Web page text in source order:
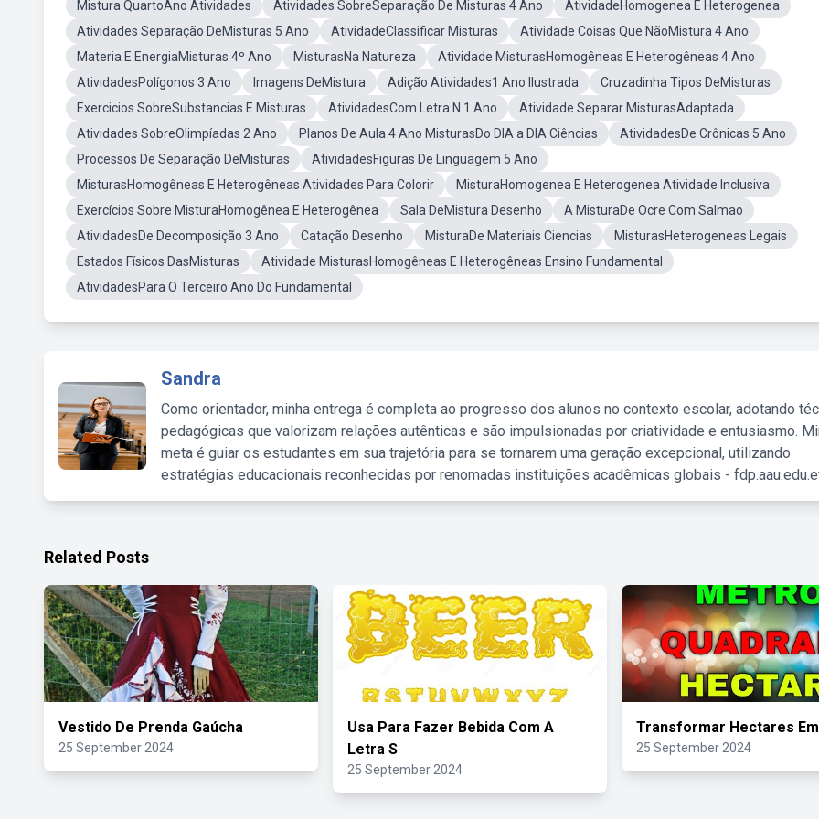
Mistura QuartoAno Atividades
Atividades SobreSeparação De Misturas 4 Ano
AtividadeHomogenea E Heterogenea
Atividades Separação DeMisturas 5 Ano
AtividadeClassificar Misturas
Atividade Coisas Que NãoMistura 4 Ano
Materia E EnergiaMisturas 4º Ano
MisturasNa Natureza
Atividade MisturasHomogêneas E Heterogêneas 4 Ano
AtividadesPolígonos 3 Ano
Imagens DeMistura Adição Atividades1 Ano Ilustrada
Cruzadinha Tipos DeMisturas
Exercicios SobreSubstancias E Misturas
AtividadesCom Letra N 1 Ano
Atividade Separar MisturasAdaptada
Atividades SobreOlimpíadas 2 Ano
Planos De Aula 4 Ano MisturasDo DIA a DIA Ciências
AtividadesDe Crônicas 5 Ano
Processos De Separação DeMisturas
AtividadesFiguras De Linguagem 5 Ano
MisturasHomogêneas E Heterogêneas Atividades Para Colorir
MisturaHomogenea E Heterogenea Atividade Inclusiva
Exercícios Sobre MisturaHomogênea E Heterogênea
Sala DeMistura Desenho
A MisturaDe Ocre Com Salmao
AtividadesDe Decomposição 3 Ano
Catação Desenho MisturaDe Materiais Ciencias
MisturasHeterogeneas Legais
Estados Físicos DasMisturas
Atividade MisturasHomogêneas E Heterogêneas Ensino Fundamental
AtividadesPara O Terceiro Ano Do Fundamental
Sandra
Como orientador, minha entrega é completa ao progresso dos alunos no contexto escolar, adotando
pedagógicas que valorizam relações autênticas e são impulsionadas por criatividade e entusiasmo.
meta é guiar os estudantes em sua trajetória para se tornarem uma geração excepcional, utilizando
estratégias educacionais reconhecidas por renomadas instituições acadêmicas globais -
Related Posts
Vestido De Prenda Gaúcha
25 September 2024
Usa Para Fazer Bebida Com A
Letra S
25 September 2024
Transformar Hectares
25 September 2024